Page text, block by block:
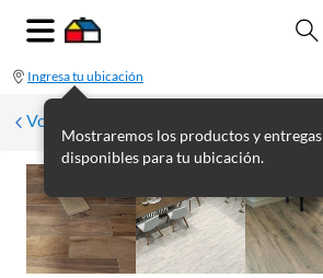
Ingresa tu ubicación
Mostraremos los productos y entregas
disponibles para tu ubicación.
Volver